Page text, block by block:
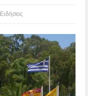
Ειδήσεις